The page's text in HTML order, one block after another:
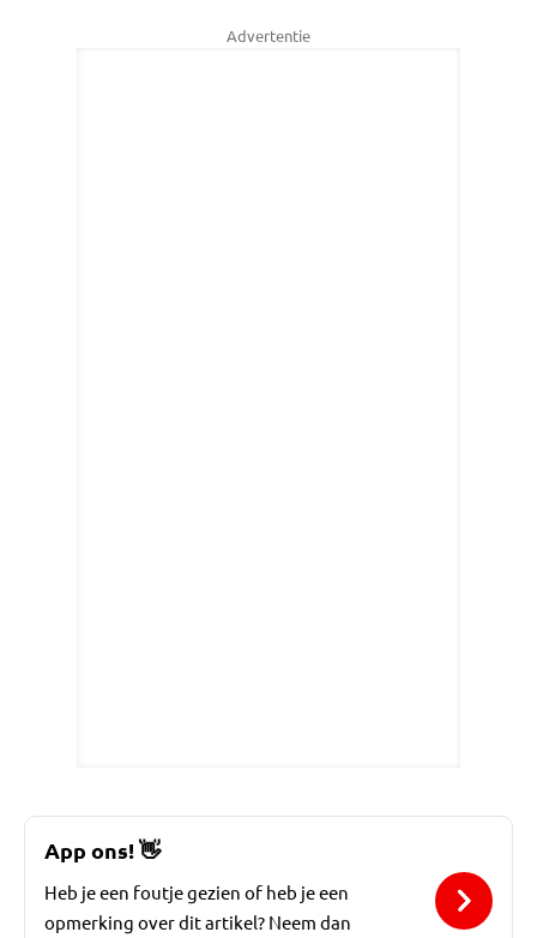
Advertentie
App ons! 👋
Heb je een foutje gezien of heb je een
opmerking over dit artikel? Neem dan